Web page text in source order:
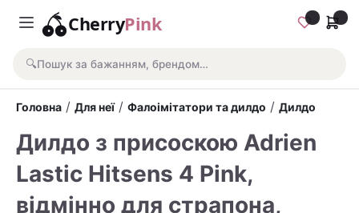
CherryPink
🔍Пошук за бажанням, брендом…
Головна / Для неї/ Фалоімітатори та дилдо / Дилдо
Дилдо з присоскою Adrien
Lastic Hitsens 4 Pink,
відмінно для страпона,